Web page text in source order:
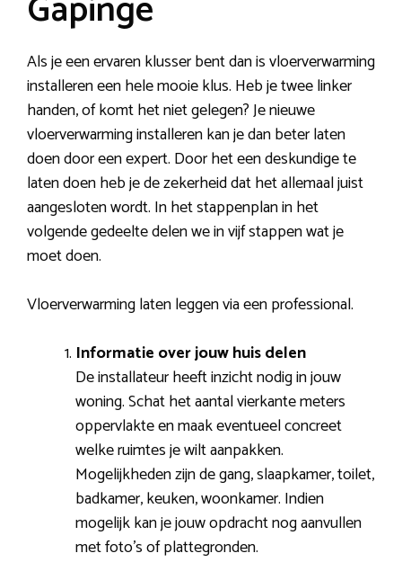
Als je een ervaren klusser bent dan is vloerverwarming
installeren een hele mooie klus. Heb je twee linker
handen, of komt het niet gelegen? Je nieuwe
vloerverwarming installeren kan je dan beter laten
doen door een expert. Door het een deskundige te
laten doen heb je de zekerheid dat het allemaal juist
aangesloten wordt. In het stappenplan in het
volgende gedeelte delen we in vijf stappen wat je
moet doen.
Vloerverwarming laten leggen via een professional.
Informatie over jouw huis delen
De installateur heeft inzicht nodig in jouw
woning. Schat het aantal vierkante meters
oppervlakte en maak eventueel concreet
welke ruimtes je wilt aanpakken.
Mogelijkheden zijn de gang, slaapkamer, toilet,
badkamer, keuken, woonkamer. Indien
mogelijk kan je jouw opdracht nog aanvullen
met foto’s of plattegronden.